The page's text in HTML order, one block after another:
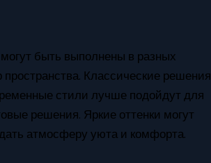
быть выполнены в разных
Классические решения
стили лучше подойдут для
решения. Яркие оттенки могут
атмосферу уюта и комфорта.